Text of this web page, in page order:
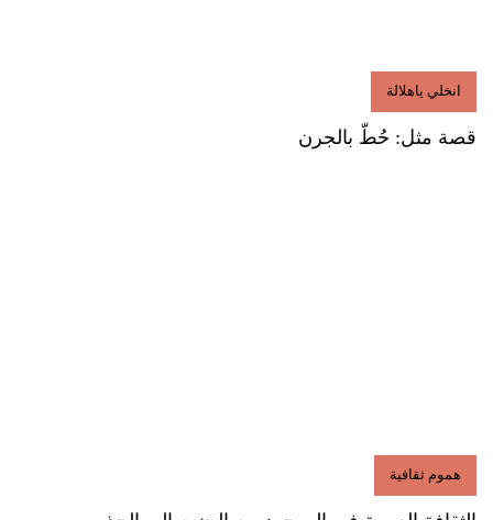
انخلي ياهلالة
قصة مثل: حُطّ بالجرن
هموم ثقافية